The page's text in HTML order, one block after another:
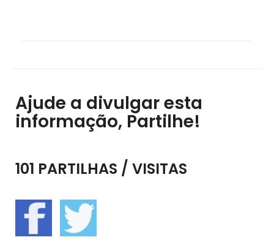
Ajude a divulgar esta
informação, Partilhe!
101 PARTILHAS / VISITAS